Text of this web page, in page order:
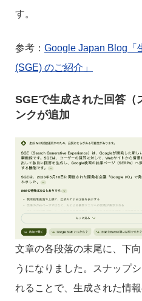
す。
参考： Google Japan Blog「
(SGE) のご紹介」
SGEで生成された回答（
ンクが追加
文章の各段落の末尾に、下
うになりました。スナップ
れることで、生成された情